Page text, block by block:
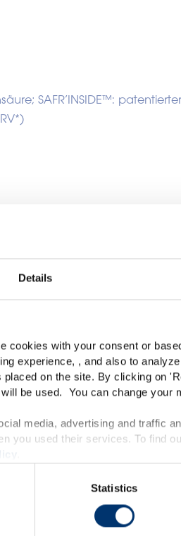
Details
cookies with your consent or
experience, , and also to
on the site. By clicking on '
be used. You can change your
media, advertising and traffic
you used their services. To find
Statistics
exclusively for
supplement sector and not
all over the world and
do not comply with EC
your country and which have
The products presented on
prevent any disease. The
SAFR’INSIDE™: